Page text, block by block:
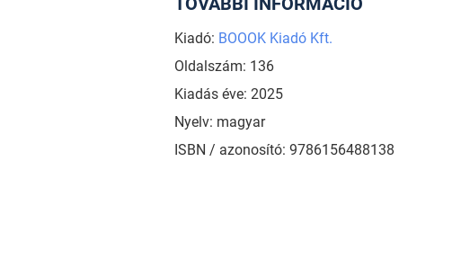
Kiadó: BOOOK Kiadó Kft.
Oldalszám: 136
Kiadás éve: 2025
Nyelv: magyar
ISBN / azonosító: 9786156488138